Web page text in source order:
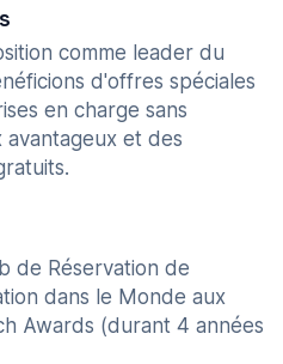
comme leader du
d'offres spéciales
en charge sans
et des
de Réservation de
dans le Monde aux
Awards (durant 4 années